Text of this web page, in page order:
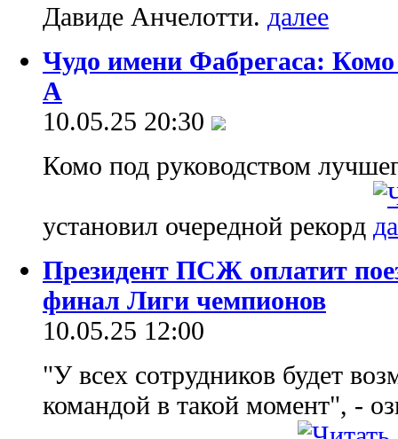
Давиде Анчелотти.
Чудо имени Фабрегаса:
А
10.05.25 20:30
Комо под руководством
установил очередной рекорд
Президент ПСЖ оплатит
финал Лиги чемпионов
10.05.25 12:00
"У всех сотрудников будет
командой в такой момент", -